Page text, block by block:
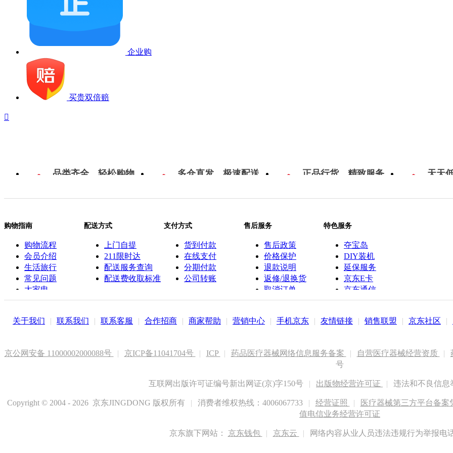
企业购
买贵双倍赔

品类齐全，轻松购物 多仓直发，极速配送 正品行货，精致服务 天天
购物指南
购物流程
会员介绍
生活旅行
常见问题
大家电
联系客服
配送方式
上门自提
211限时达
配送服务查询
配送费收取标准
支付方式
货到付款
在线支付
分期付款
公司转账
售后服务
售后政策
价格保护
退款说明
返修/退换货
取消订单
特色服务
夺宝岛
DIY装机
延保服务
京东E卡
京东通信
京鱼座智能
关于我们 | 联系我们 | 联系客服 | 合作招商 | 商家帮助 | 营销中心 | 手机京东 | 友情链接 | 销售联盟 | 京东社区 |
京公网安备 11000002000088号 | 京ICP备11041704号 | ICP | 药品医疗器械网络信息服务备案 | 自营医疗器械经营资质 |
号
互联网出版许可证编号新出网证(京)字150号 | 出版物经营许可证 | 违法和不良信息
Copyright © 2004 - 2026 京东JINGDONG 版权所有 | 消费者维权热线：4006067733 | 经营证照 | 医疗器械第三方平台备案
值电信业务经营许可证
京东旗下网站： 京东钱包 | 京东云 | 网络内容从业人员违法违规行为举报电